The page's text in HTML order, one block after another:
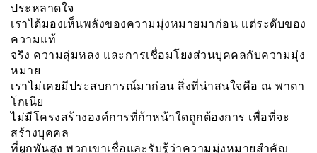
ประหลาดใจ
เราได้มองเห็นพลังของความมุ่งหมายมาก่อน เเต่ระดับของ
ความแท้
จริง ความลุ่มหลง และการเชื่อมโยงส่วนบุคคลกับความมุ่ง
หมาย
เราไม่เคยมีประสบการณ์มาก่อน สิ่งที่น่าสนใจคือ ณ พาตา
โกเนีย
ไม่มีโครงสร้างองค์การที่ก้าหน้าใดถูกต้องการ เพื่อที่จะ
สร้างบุคคล
ที่ผูกพันสูง พวกเขาเชื่อและรับรู้ว่าความมุ่งหมายสำคัญ